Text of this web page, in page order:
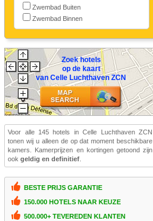
Zwembad Buiten
Zwembad Binnen
Zoek hotels
op de kaart
van Celle Luchthaven ZCN
Voor alle 145 hotels in Celle Luchthaven ZCN
tonen wij u alleen de op dat moment beschikbare
kamers. Kamerprijzen en kortingen getoond zijn
ookgeldig en definitief
BESTE PRIJS GARANTIE
150.000 HOTELS NAAR KEUZE
500.000+ TEVEREDEN KLANTEN